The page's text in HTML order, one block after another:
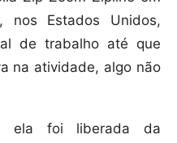
nos Estados Unidos,
de trabalho até que
na atividade, algo não
ela foi liberada da